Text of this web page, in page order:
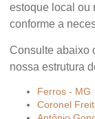
estoque local ou
conforme a
Consulte abaixo
nossa estrutura
Ferros - MG
Coronel